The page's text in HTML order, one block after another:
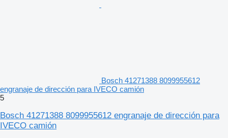
Bosch 41271388 8099955612
engranaje de dirección para IVECO camión
5
Bosch 41271388 8099955612 engranaje de dirección para
IVECO camión